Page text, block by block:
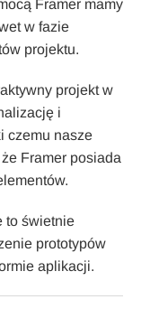
Framer mamy
w fazie
projektu.
projekt w
i
czemu nasze
Framer posiada
to świetnie
prototypów
aplikacji.